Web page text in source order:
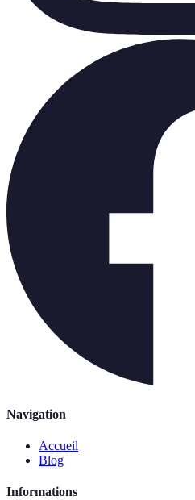
Navigation
Accueil
Blog
Informations